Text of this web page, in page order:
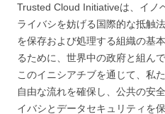
Trusted Cloud Initiativeは、イノ
ライバシを妨げる国際的な抵触
を保存および処理する組織の基
るために、世界中の政府と組ん
このイニシアチブを通じて、私
自由な流れを確保し、公共の安
イバシとデータセキュリティを